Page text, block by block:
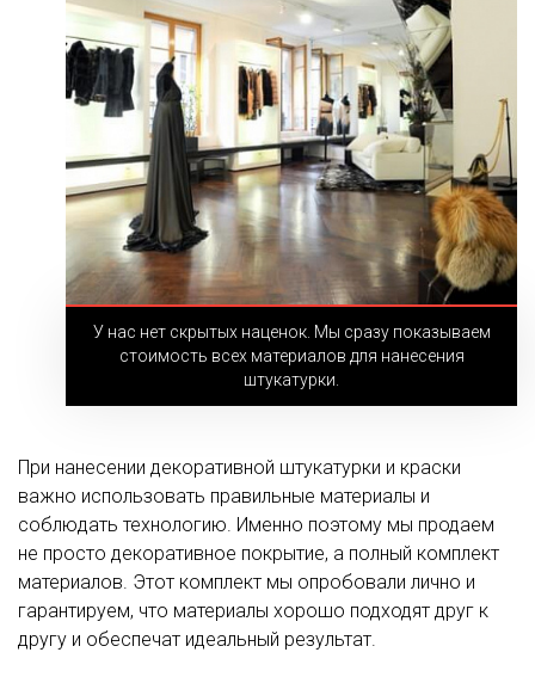
У нас нет скрытых наценок. Мы сразу показываем
стоимость всех материалов для нанесения
штукатурки.
При нанесении декоративной штукатурки и краски
важно использовать правильные материалы и
соблюдать технологию. Именно поэтому мы продаем
не просто декоративное покрытие, а полный комплект
материалов. Этот комплект мы опробовали лично и
гарантируем, что материалы хорошо подходят друг к
другу и обеспечат идеальный результат.